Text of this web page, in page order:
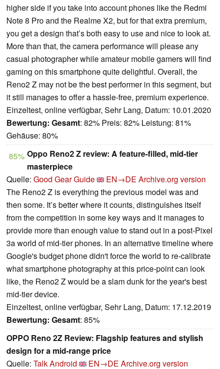
higher side if you take into account phones like the Redmi
Note 8 Pro and the Realme X2, but for that extra premium,
you get a design that’s both easy to use and nice to look at.
More than that, the camera performance will please any
casual photographer while amateur mobile gamers will find
gaming on this smartphone quite delightful. Overall, the
Reno2 Z may not be the best performer in this segment, but
it still manages to offer a hassle-free, premium experience.
Einzeltest, online verfügbar, Sehr Lang, Datum: 10.01.2020
Bewertung: Gesamt: 82% Preis: 82% Leistung: 81%
Gehäuse: 80%
85% Oppo Reno2 Z review: A feature-filled, mid-tier
masterpiece
Quelle: Good Gear Guide EN→DE Archive.org version
The Reno2 Z is everything the previous model was and
then some. It’s better where it counts, distinguishes itself
from the competition in some key ways and it manages to
provide more than enough value to stand out in a post-Pixel
3a world of mid-tier phones. In an alternative timeline where
Google's budget phone didn't force the world to re-calibrate
what smartphone photography at this price-point can look
like, the Reno2 Z would be a slam dunk for the year's best
mid-tier device.
Einzeltest, online verfügbar, Sehr Lang, Datum: 17.12.2019
Bewertung: Gesamt: 85%
OPPO Reno 2Z Review: Flagship features and stylish
design for a mid-range price
Quelle: Talk Android EN→DE Archive.org version